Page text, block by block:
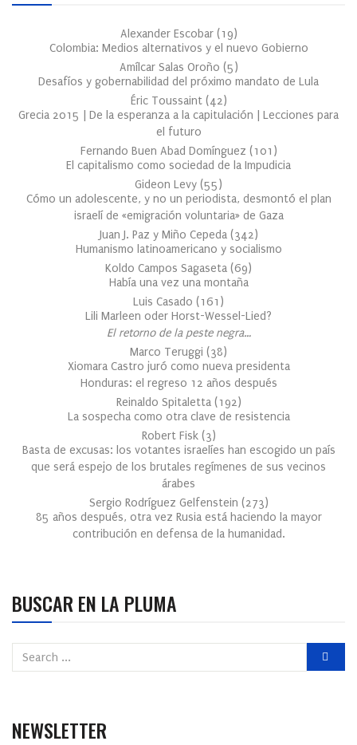
Alexander Escobar (19)
Colombia: Medios alternativos y el nuevo Gobierno
Amílcar Salas Oroño (5)
Desafíos y gobernabilidad del próximo mandato de Lula
Éric Toussaint (42)
Grecia 2015 | De la esperanza a la capitulación | Lecciones para
el futuro
Fernando Buen Abad Domínguez (101 )
El capitalismo como sociedad de la Impudicia
Gideon Levy (55)
Cómo un adolescente, y no un periodista, desmontó el plan
israelí de «emigración voluntaria» de Gaza
Juan J. Paz y Miño Cepeda (342)
Humanismo latinoamericano y socialismo
Koldo Campos Sagaseta (69)
Había una vez una montaña
Luis Casado (161 )
Lili Marleen oder Horst-Wessel-Lied?
El retorno de la peste negra…
Marco Teruggi (38)
Xiomara Castro juró como nueva presidenta
Honduras: el regreso 12 años después
Reinaldo Spitaletta (192)
La sospecha como otra clave de resistencia
Robert Fisk (3)
Basta de excusas: los votantes israelíes han escogido un país
que será espejo de los brutales regímenes de sus vecinos
árabes
Sergio Rodríguez Gelfenstein (273)
85 años después, otra vez Rusia está haciendo la mayor
contribución en defensa de la humanidad.
BUSCAR EN LA PLUMA
NEWSLETTER